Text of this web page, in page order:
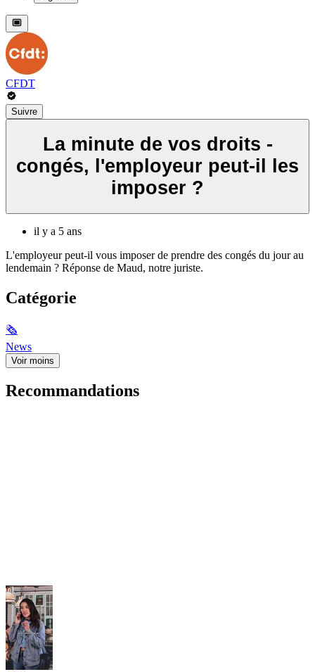
CFDT
Suivre
La minute de vos droits -
congés, l'employeur peut-il les
imposer ?
il y a 5 ans
L'employeur peut-il vous imposer de prendre des congés du jour au
lendemain ? Réponse de Maud, notre juriste.
Catégorie
🗞
News
Voir moins
Recommandations